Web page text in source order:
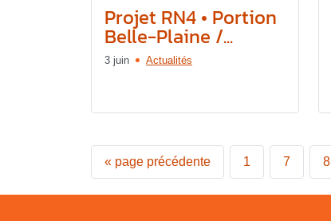
Projet RN4 • Portion
Belle-Plaine /...
3 juin Actualités
« page précédente 1 7 8